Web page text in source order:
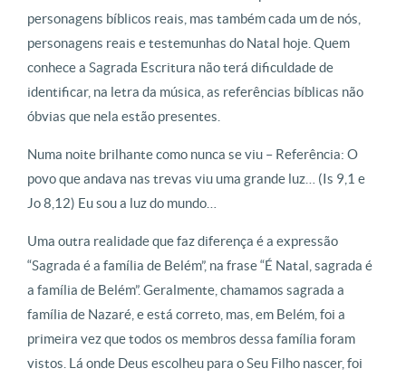
personagens bíblicos reais, mas também cada um de nós,
personagens reais e testemunhas do Natal hoje. Quem
conhece a Sagrada Escritura não terá dificuldade de
identificar, na letra da música, as referências bíblicas não
óbvias que nela estão presentes.
Numa noite brilhante como nunca se viu – Referência: O
povo que andava nas trevas viu uma grande luz… (Is 9,1 e
Jo 8,12) Eu sou a luz do mundo…
Uma outra realidade que faz diferença é a expressão
“Sagrada é a família de Belém”, na frase “É Natal, sagrada é
a família de Belém”. Geralmente, chamamos sagrada a
família de Nazaré, e está correto, mas, em Belém, foi a
primeira vez que todos os membros dessa família foram
vistos. Lá onde Deus escolheu para o Seu Filho nascer, foi